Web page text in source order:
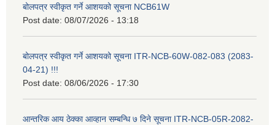
बोलपत्र स्वीकृत गर्ने आशयको सूचना NCB61W
Post date: 08/07/2026 - 13:18
बोलपत्र स्वीकृत गर्ने आशयको सूचना ITR-NCB-60W-082-083 (2083-
04-21) !!!
Post date: 08/06/2026 - 17:30
आन्तरिक आय ठेक्का आव्हान सम्बन्धि ७ दिने सूचना ITR-NCB-05R-2082-